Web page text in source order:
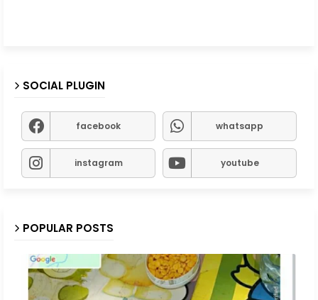
SOCIAL PLUGIN
facebook whatsapp
instagram youtube
POPULAR POSTS